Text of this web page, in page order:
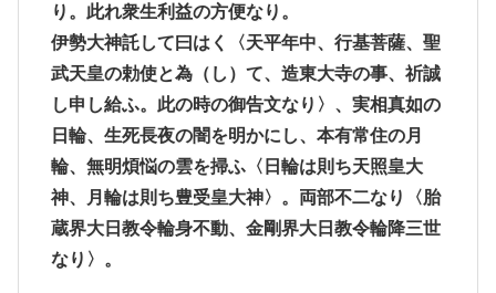
り。此れ衆生利益の方便なり。
伊勢大神託して曰はく〈天平年中、行基菩薩、聖
武天皇の勅使と為（し）て、造東大寺の事、祈誠
し申し給ふ。此の時の御告文なり〉、実相真如の
日輪、生死長夜の闇を明かにし、本有常住の月
輪、無明煩悩の雲を掃ふ〈日輪は則ち天照皇大
神、月輪は則ち豊受皇大神〉。両部不二なり〈胎
蔵界大日教令輪身不動、金剛界大日教令輪降三世
なり〉。